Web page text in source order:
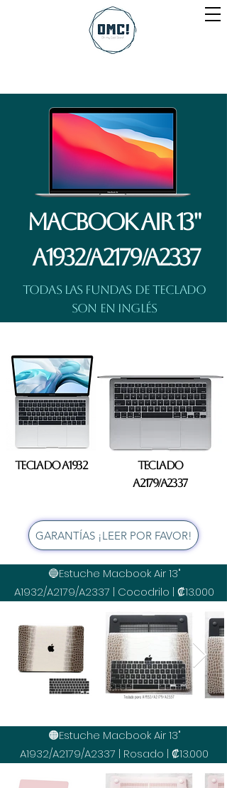
Macbook Air 13"
A1932/A2179/A2337
Todas las fundas de teclado
son en inglés
Teclado A1932
Teclado
A2179/A2337
GARANTÍAS ¡LEER POR FAVOR!
🔵Estuche Macbook Air 13"
A1932/A2179/A2337 | Cocodrilo | ₡13.000
🟠Estuche Macbook Air 13"
A1932/A2179/A2337 | Rosado | ₡13.000